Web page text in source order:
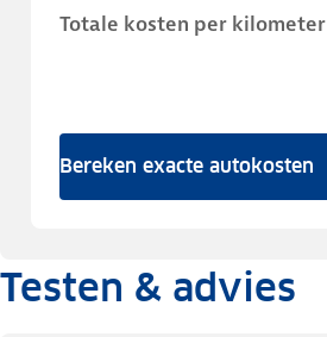
Totale kosten per kilometer
Bereken exacte autokosten
Testen & advies